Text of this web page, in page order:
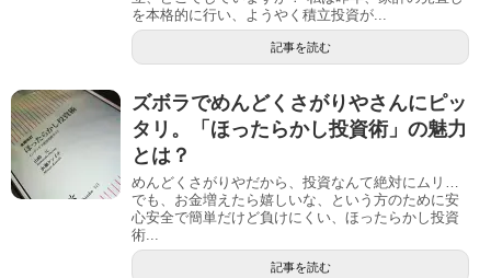
を本格的に行い、ようやく積立投資が...
記事を読む
ズボラでめんどくさがりやさんにピッ
タリ。「ほったらかし投資術」の魅力
とは？
めんどくさがりやだから、投資なんて絶対にムリ…
でも、お金増えたら嬉しいな、という方のために安
心安全で簡単だけど負けにくい、ほったらかし投資
術...
記事を読む